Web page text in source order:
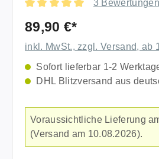
3 Bewertungen
89,90 €*
inkl. MwSt., zzgl. Versand, ab
Sofort lieferbar 1-2
DHL Blitzversand aus
Voraussichtliche Lieferung
(Versand am 10.08.2026).